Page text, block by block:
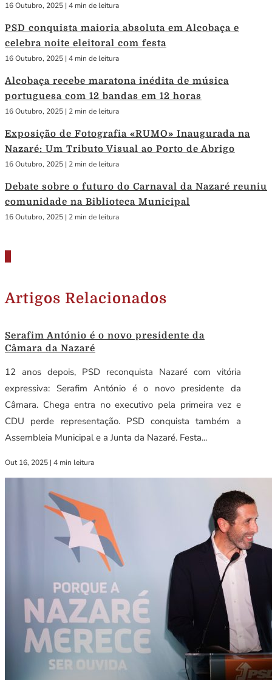
16 Outubro, 2025 | 4 min de leitura
PSD conquista maioria absoluta em Alcobaça e
celebra noite eleitoral com festa
16 Outubro, 2025 | 4 min de leitura
Alcobaça recebe maratona inédita de música
portuguesa com 12 bandas em 12 horas
16 Outubro, 2025 | 2 min de leitura
Exposição de Fotografia «RUMO» Inaugurada na
Nazaré: Um Tributo Visual ao Porto de Abrigo
16 Outubro, 2025 | 2 min de leitura
Debate sobre o futuro do Carnaval da Nazaré reuniu
comunidade na Biblioteca Municipal
16 Outubro, 2025 | 2 min de leitura
Artigos Relacionados
Serafim António é o novo presidente da
Câmara da Nazaré
12 anos depois, PSD reconquista Nazaré com vitória
expressiva: Serafim António é o novo presidente da
Câmara. Chega entra no executivo pela primeira vez e
CDU perde representação. PSD conquista também a
Assembleia Municipal e a Junta da Nazaré. Festa...
Out 16, 2025 | 4 min leitura